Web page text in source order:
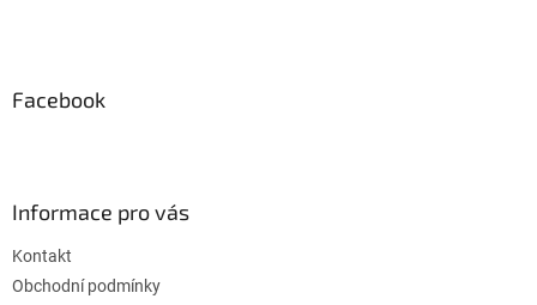
Facebook
Informace pro vás
Kontakt
Obchodní podmínky